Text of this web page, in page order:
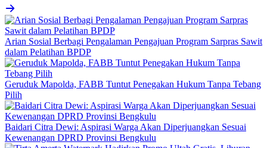
Arian Sosial Berbagi Pengalaman Pengajuan Program Sarpras Sawit
dalam Pelatihan BPDP
Geruduk Mapolda, FABB Tuntut Penegakan Hukum Tanpa Tebang
Pilih
Baidari Citra Dewi: Aspirasi Warga Akan Diperjuangkan Sesuai
Kewenangan DPRD Provinsi Bengkulu